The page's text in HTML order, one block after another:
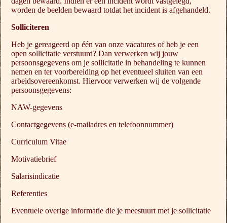
worden de beelden bewaard totdat het incident is afgehandeld.
Solliciteren
Heb je gereageerd op één van onze vacatures of heb je een
open sollicitatie verstuurd? Dan verwerken wij jouw
persoonsgegevens om je sollicitatie in behandeling te kunnen
nemen en ter voorbereiding op het eventueel sluiten van een
arbeidsovereenkomst. Hiervoor verwerken wij de volgende
persoonsgegevens:
NAW-gegevens
Contactgegevens (e-mailadres en telefoonnummer)
Curriculum Vitae
Motivatiebrief
Salarisindicatie
Referenties
Eventuele overige informatie die je meestuurt met je sollicitatie